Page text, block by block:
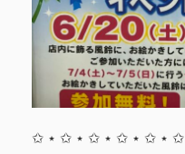
✩ ⋆ ✩ ⋆ ✩ ⋆ ✩ ⋆ ✩ ⋆ ✩